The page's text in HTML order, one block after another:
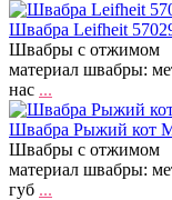
Швабра Leifheit
Швабры с отжимом
материал швабры:
нас ...
Швабра Рыжий кот
Швабры с отжимом
материал швабры:
губ ...